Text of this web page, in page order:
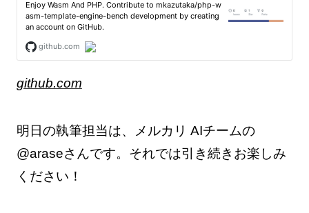
github.com
明日の執筆担当は、メルカリ AIチームの
@araseさんです。それでは引き続きお楽しみ
ください！